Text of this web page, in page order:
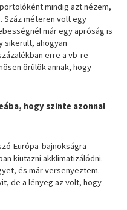
mindig azt nézem,
Száz méteren volt egy
már egy apróság is
sikerült, ahogyan
erre a vb-re
örülök annak, hogy
hogy szinte azonnal
Európa-bajnokságra
kiutazni akklimatizálódni.
és már versenyeztem.
de a lényeg az volt, hogy